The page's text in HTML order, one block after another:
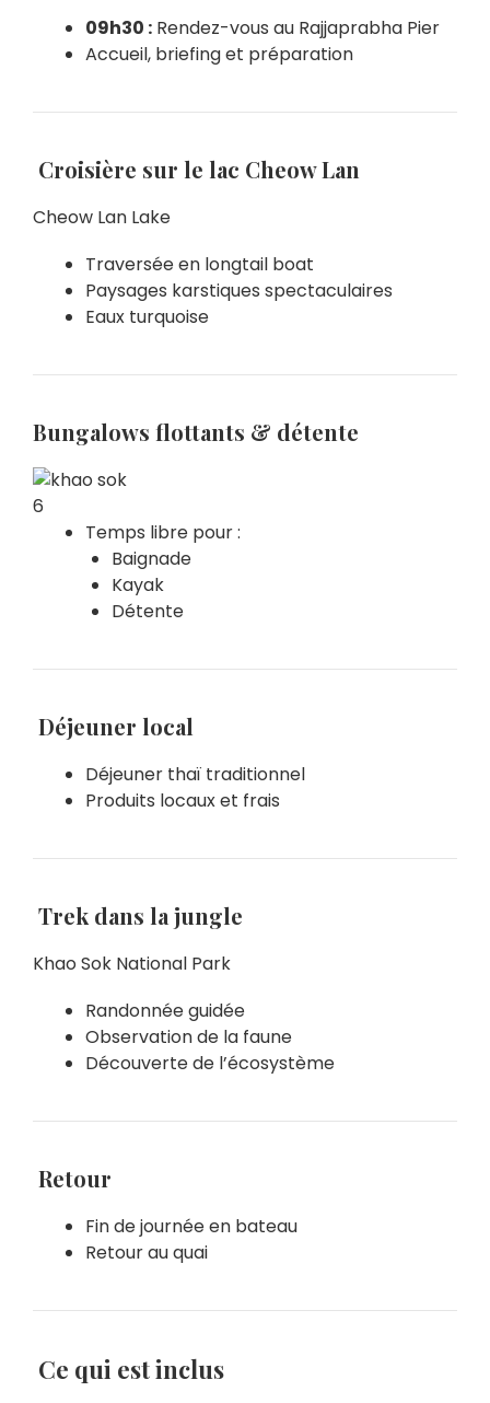
09h30 : Rendez-vous au Rajjaprabha Pier
Accueil, briefing et préparation
Croisière sur le lac Cheow Lan
Cheow Lan Lake
Traversée en longtail boat
Paysages karstiques spectaculaires
Eaux turquoise
Bungalows flottants & détente
6
Temps libre pour :
Baignade
Kayak
Détente
Déjeuner local
Déjeuner thaï traditionnel
Produits locaux et frais
Trek dans la jungle
Khao Sok National Park
Randonnée guidée
Observation de la faune
Découverte de l’écosystème
Retour
Fin de journée en bateau
Retour au quai
Ce qui est inclus